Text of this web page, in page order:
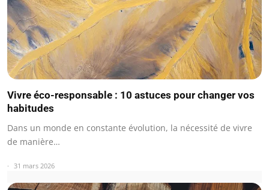
Vivre éco-responsable : 10 astuces pour changer vos
habitudes
Dans un monde en constante évolution, la nécessité de vivre
de manière…
31 mars 2026